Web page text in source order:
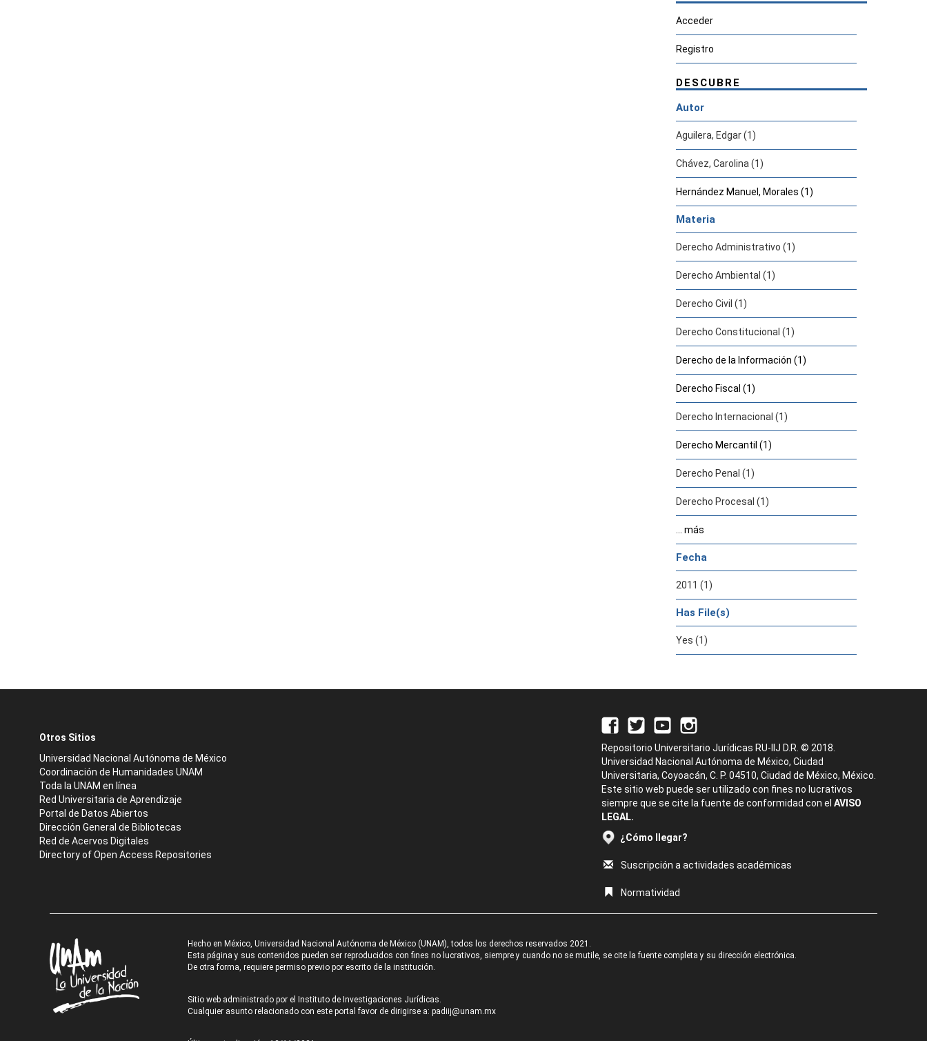
Acceder
Registro
DESCUBRE
Autor
Aguilera, Edgar (1)
Chávez, Carolina (1)
Hernández Manuel, Morales (1)
Materia
Derecho Administrativo (1)
Derecho Ambiental (1)
Derecho Civil (1)
Derecho Constitucional (1)
Derecho de la Información (1)
Derecho Fiscal (1)
Derecho Internacional (1)
Derecho Mercantil (1)
Derecho Penal (1)
Derecho Procesal (1)
... más
Fecha
2011 (1)
Has File(s)
Yes (1)
Otros Sitios
Universidad Nacional Autónoma de México
Coordinación de Humanidades UNAM
Toda la UNAM en línea
Red Universitaria de Aprendizaje
Portal de Datos Abiertos
Dirección General de Bibliotecas
Red de Acervos Digitales
Directory of Open Access Repositories
Repositorio Universitario Jurídicas RU-IIJ D.R. © 2018.
Universidad Nacional Autónoma de México, Ciudad
Universitaria, Coyoacán, C. P. 04510, Ciudad de México, México.
Este sitio web puede ser utilizado con fines no lucrativos
siempre que se cite la fuente de conformidad con el AVISO
LEGAL.
¿Cómo llegar?
Suscripción a actividades académicas
Normatividad
Hecho en México, Universidad Nacional Autónoma de México (UNAM), todos los derechos reservados 2021.
Esta página y sus contenidos pueden ser reproducidos con fines no lucrativos, siempre y cuando no se mutile, se cite la fuente completa y su dirección electrónica.
De otra forma, requiere permiso previo por escrito de la institución.
Sitio web administrado por el Instituto de Investigaciones Jurídicas.
Cualquier asunto relacionado con este portal favor de dirigirse a: padiij@unam.mx